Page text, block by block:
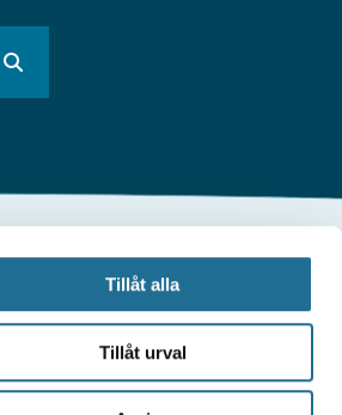
Tillåt alla
Tillåt urval